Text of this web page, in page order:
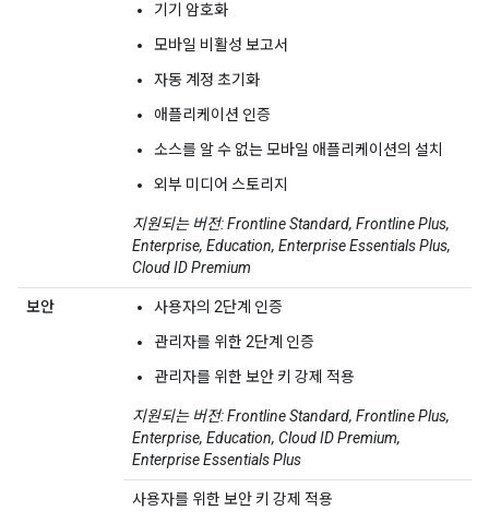
기기 암호화
모바일 비활성 보고서
자동 계정 초기화
애플리케이션 인증
소스를 알 수 없는 모바일 애플리케이션의 설치
외부 미디어 스토리지
지원되는 버전: Frontline Standard, Frontline Plus,
Enterprise, Education, Enterprise Essentials Plus,
Cloud ID Premium
보안
사용자의 2단계 인증
관리자를 위한 2단계 인증
관리자를 위한 보안 키 강제 적용
지원되는 버전: Frontline Standard, Frontline Plus,
Enterprise, Education, Cloud ID Premium,
Enterprise Essentials Plus
사용자를 위한 보안 키 강제 적용